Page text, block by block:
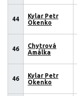
44
Kylar Petr
Okenko
46
Chytrová
Amálka
46
Kylar Petr
Okenko